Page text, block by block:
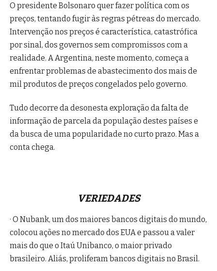
O presidente Bolsonaro quer fazer política com os
preços, tentando fugir às regras pétreas do mercado.
Intervenção nos preços é característica, catastrófica
por sinal, dos governos sem compromissos com a
realidade. A Argentina, neste momento, começa a
enfrentar problemas de abastecimento dos mais de
mil produtos de preços congelados pelo governo.
Tudo decorre da desonesta exploração da falta de
informação de parcela da população destes países e
da busca de uma popularidade no curto prazo. Mas a
conta chega.
VERIEDADES
· O Nubank, um dos maiores bancos digitais do mundo,
colocou ações no mercado dos EUA e passou a valer
mais do que o Itaú Unibanco, o maior privado
brasileiro. Aliás, proliferam bancos digitais no Brasil.